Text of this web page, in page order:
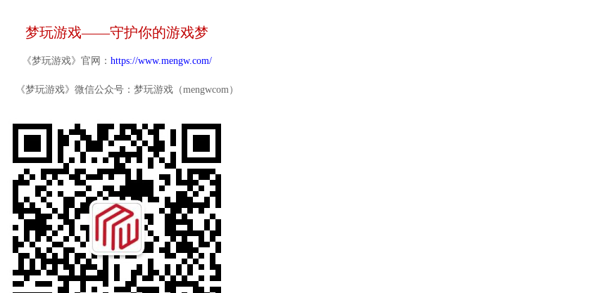
梦玩游戏——守护你的游戏梦
《梦玩游戏》官网： https://www.mengw.com/
《梦玩游戏》微信公众号：梦玩游戏（mengwcom）